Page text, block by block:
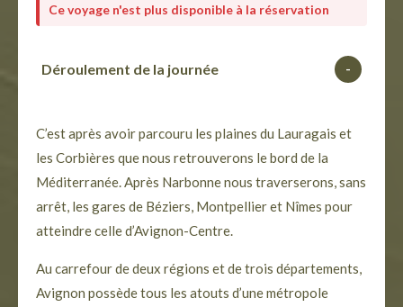
Ce voyage n'est plus disponible à la réservation
Déroulement de la journée -
C’est après avoir parcouru les plaines du Lauragais et
les Corbières que nous retrouverons le bord de la
Méditerranée. Après Narbonne nous traverserons, sans
arrêt, les gares de Béziers, Montpellier et Nîmes pour
atteindre celle d’Avignon-Centre.
Au carrefour de deux régions et de trois départements,
Avignon possède tous les atouts d’une métropole